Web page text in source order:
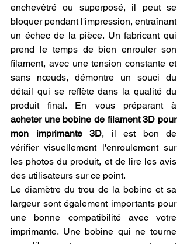
enchevêtré ou superposé, il peut se
bloquer pendant l'impression, entraînant
un échec de la pièce. Un fabricant qui
prend le temps de bien enrouler son
filament, avec une tension constante et
sans nœuds, démontre un souci du
détail qui se reflète dans la qualité du
acheter une bobine de filament 3D pour
mon imprimante 3D, il est bon de
vérifier visuellement l'enroulement sur
les photos du produit, et de lire les avis
des utilisateurs sur ce point.
Le diamètre du trou de la bobine et sa
largeur sont également importants pour
une bonne compatibilité avec votre
imprimante. Une bobine qui ne tourne